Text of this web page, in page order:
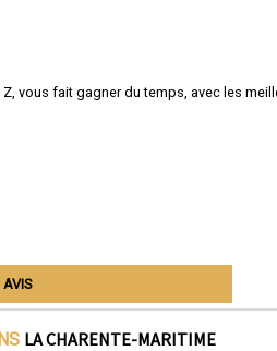
vous fait gagner du temps, avec les
AVIS
LA CHARENTE-MARITIME